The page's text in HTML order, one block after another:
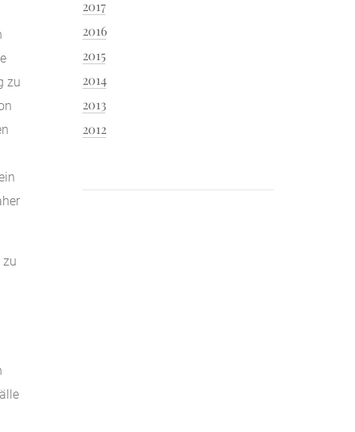
zu
zu
2017
2016
2015
2014
2013
2012